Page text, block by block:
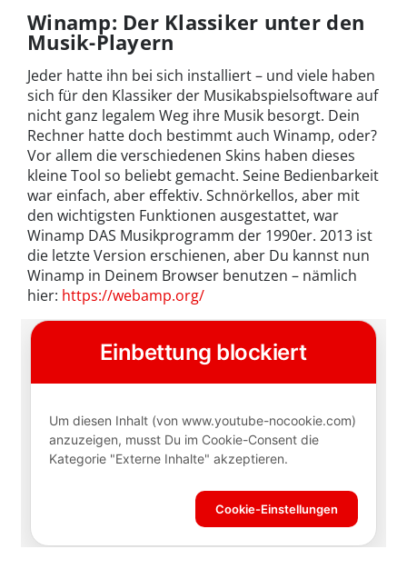
Winamp: Der Klassiker unter den
Musik-Playern
Jeder hatte ihn bei sich installiert – und viele haben
sich für den Klassiker der Musikabspielsoftware auf
nicht ganz legalem Weg ihre Musik besorgt. Dein
Rechner hatte doch bestimmt auch Winamp, oder?
Vor allem die verschiedenen Skins haben dieses
kleine Tool so beliebt gemacht. Seine Bedienbarkeit
war einfach, aber effektiv. Schnörkellos, aber mit
den wichtigsten Funktionen ausgestattet, war
Winamp DAS Musikprogramm der 1990er. 2013 ist
die letzte Version erschienen, aber Du kannst nun
Winamp in Deinem Browser benutzen – nämlich
hier: https://webamp.org/